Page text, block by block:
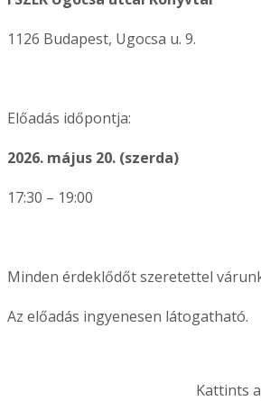
1126 Budapest, Ugocsa u. 9.
Előadás időpontja:
2026. május 20. (szerda)
17:30 – 19:00
Minden érdeklődőt szeretettel
Az előadás ingyenesen látogatható.
Kattints